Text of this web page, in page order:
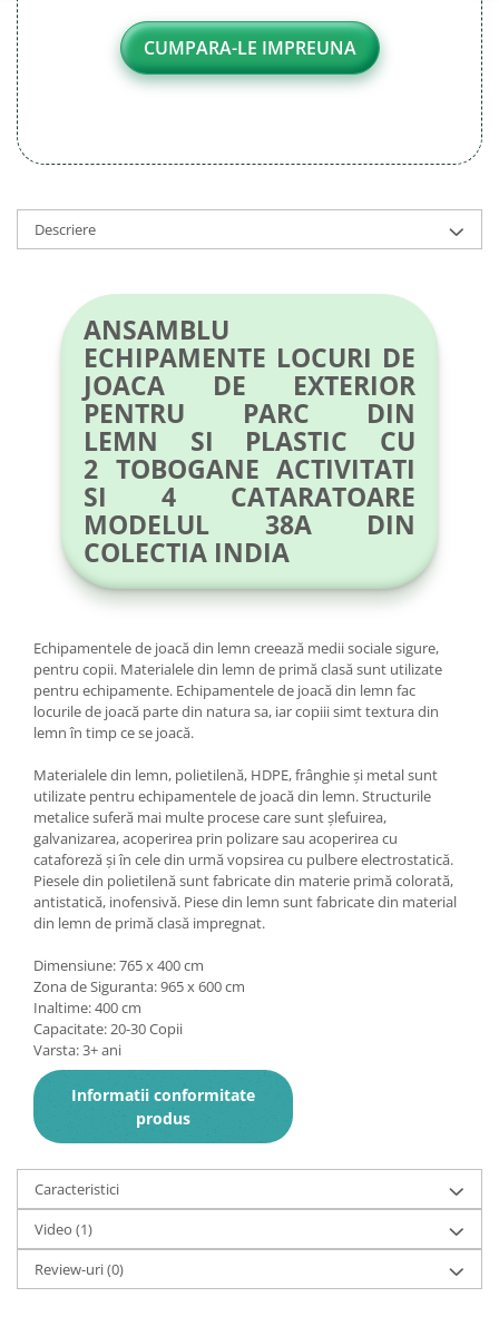
CUMPARA-LE IMPREUNA
Descriere
ANSAMBLU
ECHIPAMENTE LOCURI DE
JOACA DE EXTERIOR
PENTRU PARC DIN
LEMN SI PLASTIC CU
2 TOBOGANE ACTIVITATI
SI 4 CATARATOARE
MODELUL 38A DIN
COLECTIA INDIA
Echipamentele de joacă din lemn creează medii sociale sigure,
pentru copii. Materialele din lemn de primă clasă sunt utilizate
pentru echipamente. Echipamentele de joacă din lemn fac
locurile de joacă parte din natura sa, iar copiii simt textura din
lemn în timp ce se joacă.
Materialele din lemn, polietilenă, HDPE, frânghie și metal sunt
utilizate pentru echipamentele de joacă din lemn. Structurile
metalice suferă mai multe procese care sunt șlefuirea,
galvanizarea, acoperirea prin polizare sau acoperirea cu
cataforeză și în cele din urmă vopsirea cu pulbere electrostatică.
Piesele din polietilenă sunt fabricate din materie primă colorată,
antistatică, inofensivă. Piese din lemn sunt fabricate din material
din lemn de primă clasă impregnat.
Dimensiune: 765 x 400 cm
Zona de Siguranta: 965 x 600 cm
Inaltime: 400 cm
Capacitate: 20-30 Copii
Varsta: 3+ ani
Informatii conformitate
produs
Caracteristici
Video (1)
Review-uri(0)